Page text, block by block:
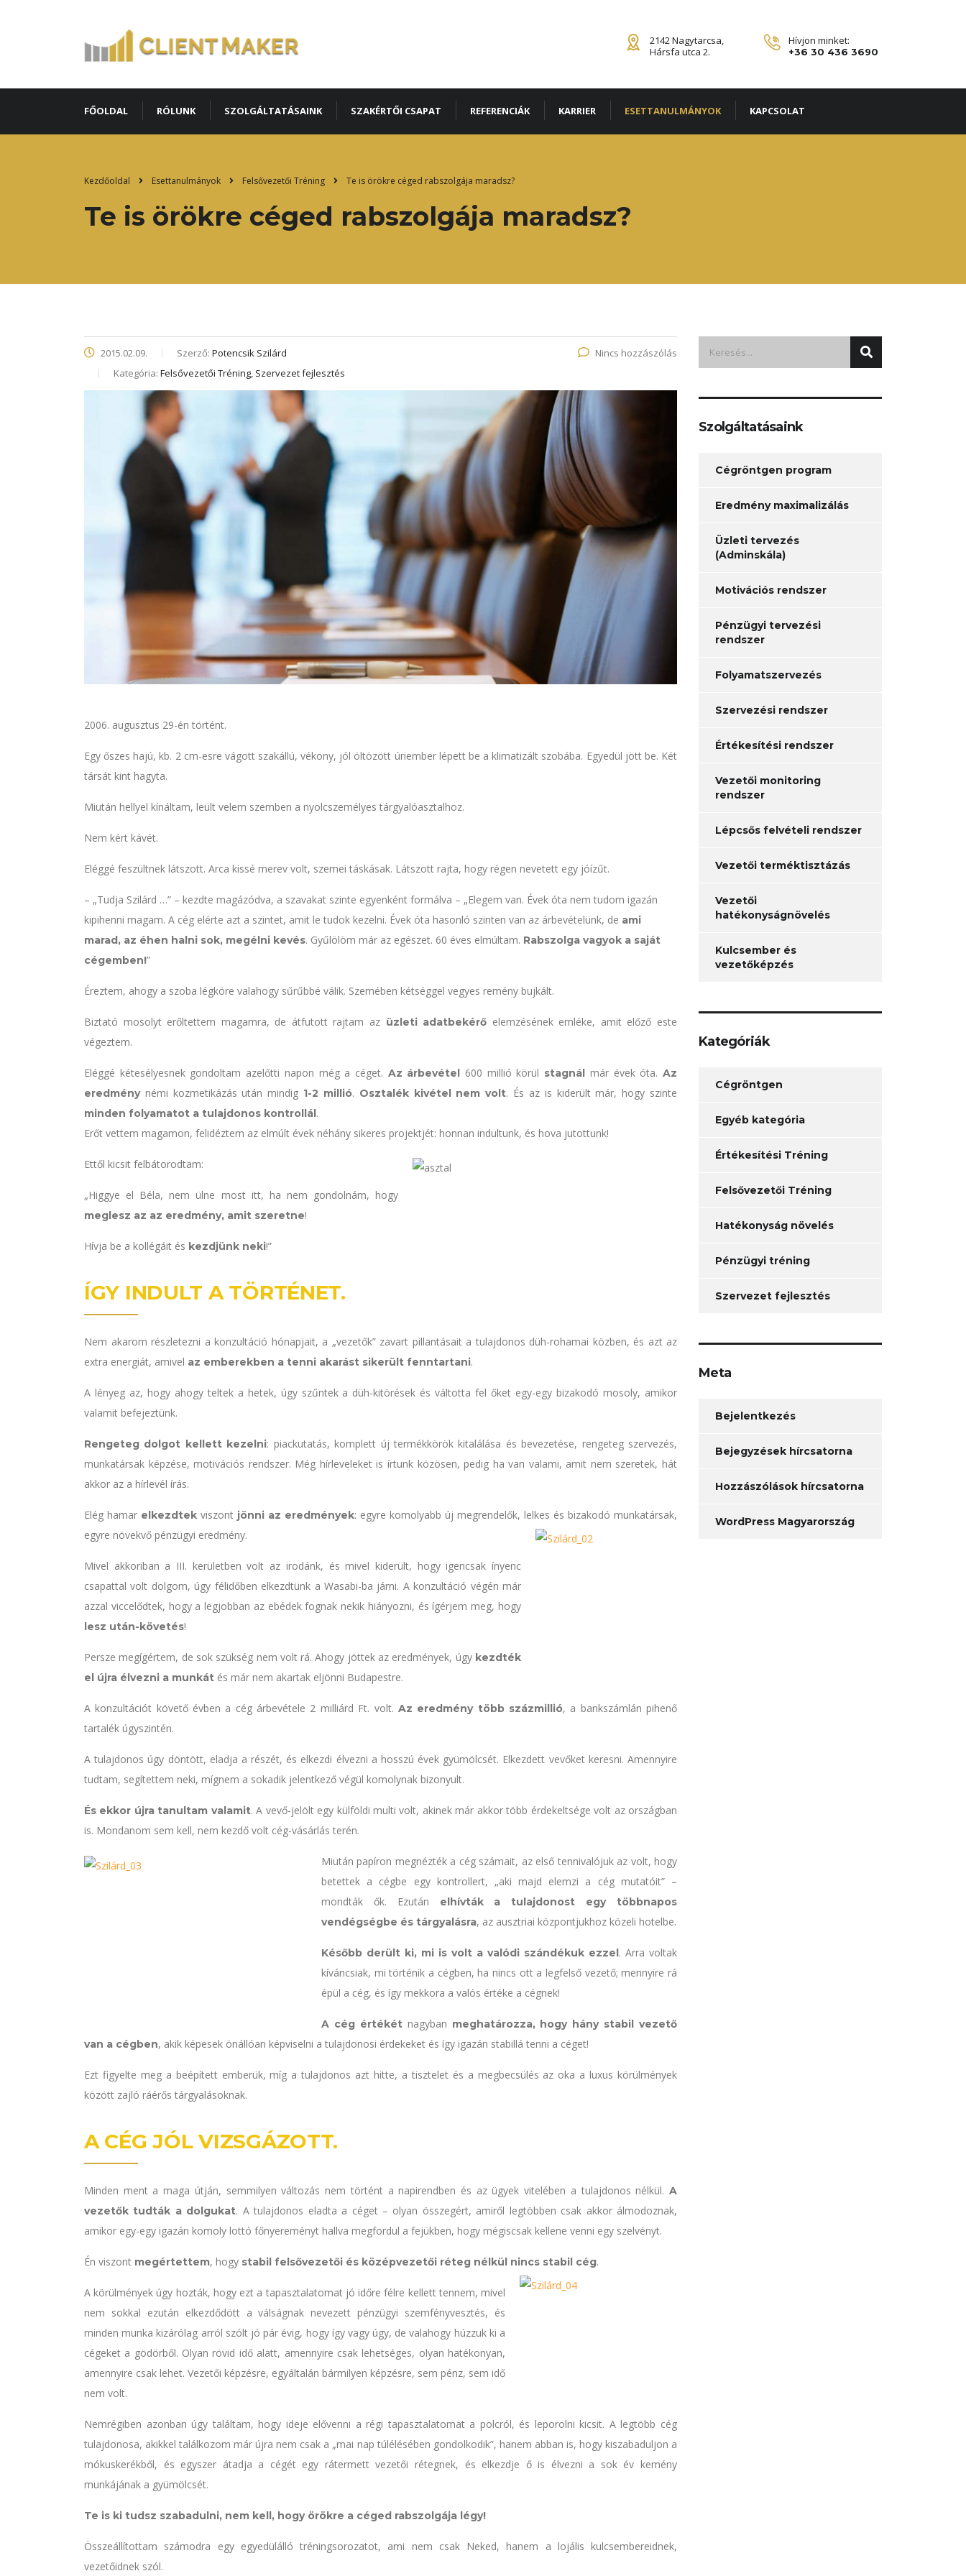
Hívjon minket:
+36 30 436 3690
2142 Nagytarcsa,
Hársfa utca 2.
FŐOLDAL RÓLUNK SZOLGÁLTATÁSAINK SZAKÉRTŐI CSAPAT REFERENCIÁK KARRIER ESETTANULMÁNYOK KAPCSOLAT
Kezdőoldal Esettanulmányok Felsővezetői Tréning Te is örökre céged rabszolgája maradsz?
Te is örökre céged rabszolgája maradsz?
2015.02.09. Szerző: Potencsik Szilárd
Kategória: Felsővezetői Tréning, Szervezet fejlesztés
Nincs hozzászólás
2006. augusztus 29-én történt.
Egy őszes hajú, kb. 2 cm-esre vágott szakállú, vékony, jól öltözött úriember lépett be a klimatizált szobába. Egyedül jött be. Két
társát kint hagyta.
Miután hellyel kínáltam, leült velem szemben a nyolcszemélyes tárgyalóasztalhoz.
Nem kért kávét.
Eléggé feszültnek látszott. Arca kissé merev volt, szemei táskásak. Látszott rajta, hogy régen nevetett egy jóízűt.
– „Tudja Szilárd …” – kezdte magázódva, a szavakat szinte egyenként formálva – „Elegem van. Évek óta nem tudom igazán
kipihenni magam. A cég elérte azt a szintet, amit le tudok kezelni. Évek óta hasonló szinten van az árbevételünk, de ami
marad, az éhen halni sok, megélni kevés. Gyűlölöm már az egészet. 60 éves elmúltam. Rabszolga vagyok a saját
cégemben!”
Éreztem, ahogy a szoba légköre valahogy sűrűbbé válik. Szemében kétséggel vegyes remény bujkált.
Biztató mosolyt erőltettem magamra, de átfutott rajtam az üzleti adatbekérő elemzésének emléke, amit előző este
végeztem.
Eléggé kétesélyesnek gondoltam azelőtti napon még a céget. Az árbevétel 600 millió körül stagnál már évek óta.Az
eredménynémi kozmetikázás után mindig 1-2 millió. Osztalék kivétel nem volt. És az is kiderült már, hogy szinte
minden folyamatot a tulajdonos kontrollál.
Erőt vettem magamon, felidéztem az elmúlt évek néhány sikeres projektjét: honnan indultunk, és hova jutottunk!
Ettől kicsit felbátorodtam:
„Higgye el Béla, nem ülne most itt, ha nem gondolnám, hogy
meglesz az az eredmény, amit szeretne!
Hívja be a kollégáit és kezdjünk neki!”
ÍGY INDULT A TÖRTÉNET.
Nem akarom részletezni a konzultáció hónapjait, a „vezetők” zavart pillantásait a tulajdonos düh-rohamai közben, és azt az
extra energiát, amivel az emberekben a tenni akarást sikerült fenntartani.
A lényeg az, hogy ahogy teltek a hetek, úgy szűntek a düh-kitörések és váltotta fel őket egy-egy bizakodó mosoly, amikor
valamit befejeztünk.
Rengeteg dolgot kellett kezelni: piackutatás, komplett új termékkörök kitalálása és bevezetése, rengeteg szervezés,
munkatársak képzése, motivációs rendszer. Még hírleveleket is írtunk közösen, pedig ha van valami, amit nem szeretek, hát
akkor az a hírlevél írás.
Elég hamar elkezdtek viszont jönni az eredmények: egyre komolyabb új megrendelők, lelkes és bizakodó munkatársak,
egyre növekvő pénzügyi eredmény.
Mivel akkoriban a III. kerületben volt az irodánk, és mivel kiderült, hogy igencsak ínyenc
csapattal volt dolgom, úgy félidőben elkezdtünk a Wasabi-ba járni. A konzultáció végén már
azzal viccelődtek, hogy a legjobban az ebédek fognak nekik hiányozni, és ígérjem meg, hogy
lesz után-követés!
Persze megígértem, de sok szükség nem volt rá. Ahogy jöttek az eredmények, úgy kezdték
el újra élvezni a munkát és már nem akartak eljönni Budapestre.
A konzultációt követő évben a cég árbevétele 2 milliárd Ft. volt. Az eredmény több százmillió, a bankszámlán pihenő
tartalék úgyszintén.
A tulajdonos úgy döntött, eladja a részét, és elkezdi élvezni a hosszú évek gyümölcsét. Elkezdett vevőket keresni. Amennyire
tudtam, segítettem neki, mígnem a sokadik jelentkező végül komolynak bizonyult.
És ekkor újra tanultam valamit. A vevő-jelölt egy külföldi multi volt, akinek már akkor több érdekeltsége volt az országban
is. Mondanom sem kell, nem kezdő volt cég-vásárlás terén.
Miután papíron megnézték a cég számait, az első tennivalójuk az volt, hogy
betettek a cégbe egy kontrollert, „aki majd elemzi a cég mutatóit” –
mondták ők. Ezután elhívták a tulajdonost egy többnapos
vendégségbe és tárgyalásra, az ausztriai központjukhoz közeli hotelbe.
Később derült ki, mi is volt a valódi szándékuk ezzel. Arra voltak
kíváncsiak, mi történik a cégben, ha nincs ott a legfelső vezető; mennyire rá
épül a cég, és így mekkora a valós értéke a cégnek!
A cég értékét nagyban meghatározza, hogy hány stabil vezető
van a cégben, akik képesek önállóan képviselni a tulajdonosi érdekeket és így igazán stabillá tenni a céget!
Ezt figyelte meg a beépített emberük, míg a tulajdonos azt hitte, a tisztelet és a megbecsülés az oka a luxus körülmények
között zajló ráérős tárgyalásoknak.
A CÉG JÓL VIZSGÁZOTT.
Minden ment a maga útján, semmilyen változás nem történt a napirendben és az ügyek vitelében a tulajdonos nélkül. A
vezetők tudták a dolgukat. A tulajdonos eladta a céget – olyan összegért, amiről legtöbben csak akkor álmodoznak,
amikor egy-egy igazán komoly lottó főnyereményt hallva megfordul a fejükben, hogy mégiscsak kellene venni egy szelvényt.
Én viszont megértettem, hogy stabil felsővezetői és középvezetői réteg nélkül nincs stabil cég.
A körülmények úgy hozták, hogy ezt a tapasztalatomat jó időre félre kellett tennem, mivel
nem sokkal ezután elkezdődött a válságnak nevezett pénzügyi szemfényvesztés, és
minden munka kizárólag arról szólt jó pár évig, hogy így vagy úgy, de valahogy húzzuk ki a
cégeket a gödörből. Olyan rövid idő alatt, amennyire csak lehetséges, olyan hatékonyan,
amennyire csak lehet. Vezetői képzésre, egyáltalán bármilyen képzésre, sem pénz, sem idő
nem volt.
Nemrégiben azonban úgy találtam, hogy ideje elővenni a régi tapasztalatomat a polcról, és leporolni kicsit. A legtöbb cég
tulajdonosa, akikkel találkozom már újra nem csak a „mai nap túlélésében gondolkodik”, hanem abban is, hogy kiszabaduljon a
mókuskerékből, és egyszer átadja a cégét egy rátermett vezetői rétegnek, és elkezdje ő is élvezni a sok év kemény
munkájának a gyümölcsét.
Te is ki tudsz szabadulni, nem kell, hogy örökre a céged rabszolgája légy!
Összeállítottam számodra egy egyedülálló tréningsorozatot, ami nem csak Neked, hanem a lojális kulcsembereidnek,
vezetőidnek szól.
Szolgáltatásaink
Cégröntgen program
Eredmény maximalizálás
Üzleti tervezés
(Adminskála)
Motivációs rendszer
Pénzügyi tervezési
rendszer
Folyamatszervezés
Szervezési rendszer
Értékesítési rendszer
Vezetői monitoring
rendszer
Lépcsős felvételi rendszer
Vezetői terméktisztázás
Vezetői
hatékonyságnövelés
Kulcsember és
vezetőképzés
Kategóriák
Cégröntgen
Egyéb kategória
Értékesítési Tréning
Felsővezetői Tréning
Hatékonyság növelés
Pénzügyi tréning
Szervezet fejlesztés
Meta
Bejelentkezés
Bejegyzések hírcsatorna
Hozzászólások hírcsatorna
WordPress Magyarország